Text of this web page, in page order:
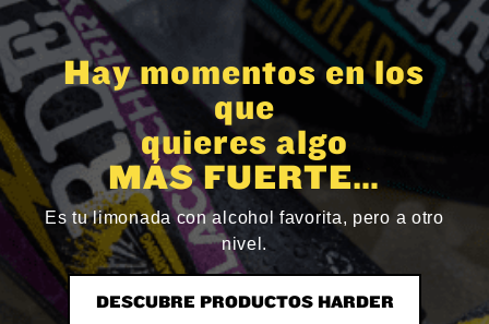
Hay momentos en los
que
quieres algo
MÁS FUERTE…
Es tu limonada con alcohol favorita, pero a otro
nivel.
DESCUBRE PRODUCTOS HARDER